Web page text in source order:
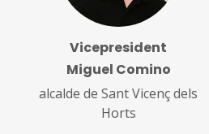
Vicepresident
Miguel Comino
alcalde de Sant Vicenç dels
Horts